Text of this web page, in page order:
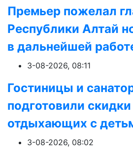
Премьер пожелал
Республики Алтай
в дальнейшей
3-08-2026, 08:11
Гостиницы и
подготовили
отдыхающих с
3-08-2026, 08:02